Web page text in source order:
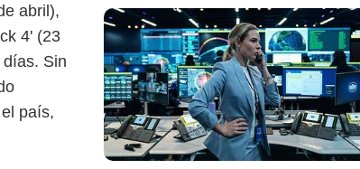
abril),
4' (23
Sin
país,